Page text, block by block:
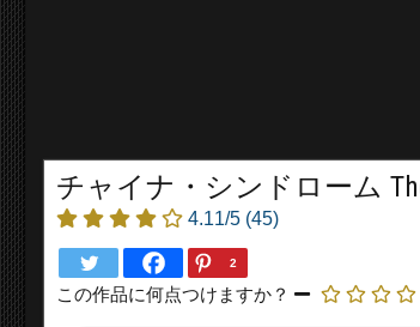
チャイナ・シンドローム
4.11/5 (45)
2
この作品に何点つけますか？